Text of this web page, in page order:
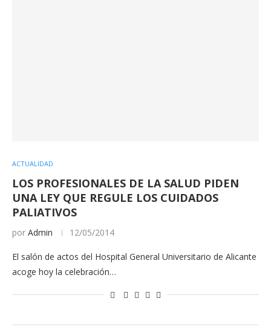
ACTUALIDAD
LOS PROFESIONALES DE LA SALUD PIDEN
UNA LEY QUE REGULE LOS CUIDADOS
PALIATIVOS
por Admin 12/05/2014
El salón de actos del Hospital General Universitario de Alicante
acoge hoy la celebración…